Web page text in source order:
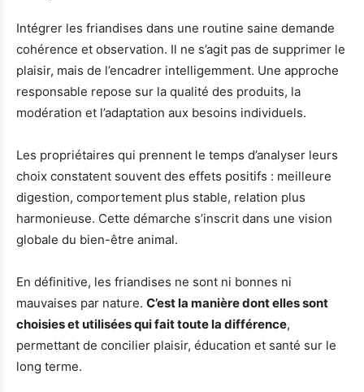
Intégrer les friandises dans une routine saine demande
cohérence et observation. Il ne s’agit pas de supprimer le
plaisir, mais de l’encadrer intelligemment. Une approche
responsable repose sur la qualité des produits, la
modération et l’adaptation aux besoins individuels.
Les propriétaires qui prennent le temps d’analyser leurs
choix constatent souvent des effets positifs : meilleure
digestion, comportement plus stable, relation plus
harmonieuse. Cette démarche s’inscrit dans une vision
globale du bien-être animal.
En définitive, les friandises ne sont ni bonnes ni
mauvaises par nature. C’est la manière dont elles sont
choisies et utilisées qui fait toute la différence,
permettant de concilier plaisir, éducation et santé sur le
long terme.